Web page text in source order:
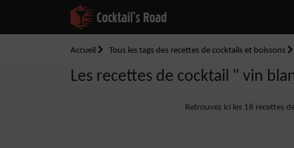
Accueil Tous les tags des recettes de cocktails et boissons
Les recettes de cocktail " vin
Retrouvez ici les 18 recettes